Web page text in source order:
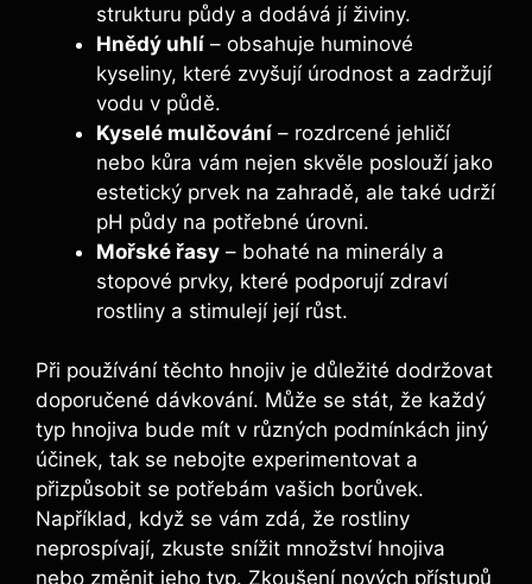
strukturu půdy a​ dodává jí živiny.
Hnědý uhlí – obsahuje huminové​
kyseliny, které zvyšují úrodnost a zadržují
‌vodu ‍v ⁤půdě.
Kyselé mulčování – ⁣rozdrcené jehličí
nebo ‌kůra vám nejen skvěle poslouží jako
⁢estetický prvek na zahradě, ale také udrží
pH půdy ‍na potřebné úrovni.
Mořské řasy – bohaté na minerály a
stopové ⁣prvky, které podporují zdraví⁤
rostliny ‍a stimulejí její růst.
Při používání těchto hnojiv ⁣je ⁢důležité dodržovat
doporučené ⁣dávkování. Může se stát, že každý
typ ⁤hnojiva ⁢bude mít v různých ⁣podmínkách jiný
účinek, tak se nebojte experimentovat⁤ a
přizpůsobit se ⁣potřebám vašich borůvek.
Například, ​když se vám ‌zdá, ‌že rostliny‍
neprospívají, zkuste snížit⁣ množství‍ hnojiva
nebo změnit jeho typ. Zkoušení ⁤nových přístupů